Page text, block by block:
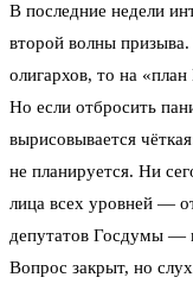
В последние недели
второй волны
олигархов, то на
Но если отбросить
вырисовывается
не планируется. Ни
лица всех уровней —
депутатов Госдумы —
Вопрос закрыт, но